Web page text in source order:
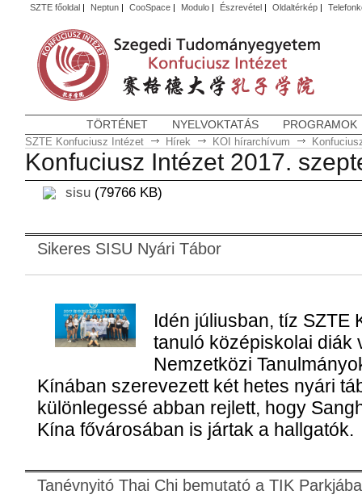
SZTE főoldal| Neptun| CooSpace| Modulo| Észrevétel| Oldaltérkép|
TÖRTÉNET NYELVOKTATÁS PROGRAMOK
SZTE Konfuciusz Intézet Hírek KOI hírarchívum
Konfuciusz Intézet 2017.
sisu(79766KB)
Sikeres SISU Nyári Tábor
Idén júliusban, tíz SZTE
tanuló középiskolai diák
Nemzetközi
Kínában szerevezett két hetes nyári
különlegessé abban rejlett, hogy
Kína fővárosában is jártak a hallgatók.
Tanévnyitó Thai Chi bemutató a TIK